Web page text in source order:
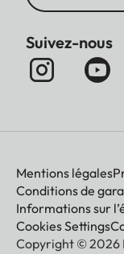
Suivez-nous
Mentions légales
Conditions de
Informations sur
Cookies Settings
Copyright © 2026